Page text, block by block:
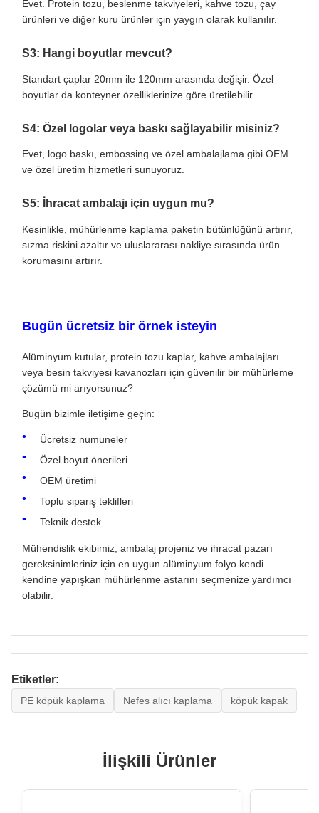
Evet. Protein tozu, beslenme takviyeleri, kahve tozu, çay
ürünleri ve diğer kuru ürünler için yaygın olarak kullanılır.
S3: Hangi boyutlar mevcut?
Standart çaplar 20mm ile 120mm arasında değişir. Özel
boyutlar da konteyner özelliklerinize göre üretilebilir.
S4: Özel logolar veya baskı sağlayabilir misiniz?
Evet, logo baskı, embossing ve özel ambalajlama gibi OEM
ve özel üretim hizmetleri sunuyoruz.
S5: İhracat ambalajı için uygun mu?
Kesinlikle, mühürlenme kaplama paketin bütünlüğünü artırır,
sızma riskini azaltır ve uluslararası nakliye sırasında ürün
korumasını artırır.
Bugün ücretsiz bir örnek isteyin
Alüminyum kutular, protein tozu kaplar, kahve ambalajları
veya besin takviyesi kavanozları için güvenilir bir mühürleme
çözümü mi arıyorsunuz?
Bugün bizimle iletişime geçin:
Ücretsiz numuneler
Özel boyut önerileri
OEM üretimi
Toplu sipariş teklifleri
Teknik destek
Mühendislik ekibimiz, ambalaj projeniz ve ihracat pazarı
gereksinimleriniz için en uygun alüminyum folyo kendi
kendine yapışkan mühürlenme astarını seçmenize yardımcı
olabilir.
Etiketler:
PE köpük kaplama Nefes alıcı kaplama köpük kapak
İlişkili Ürünler